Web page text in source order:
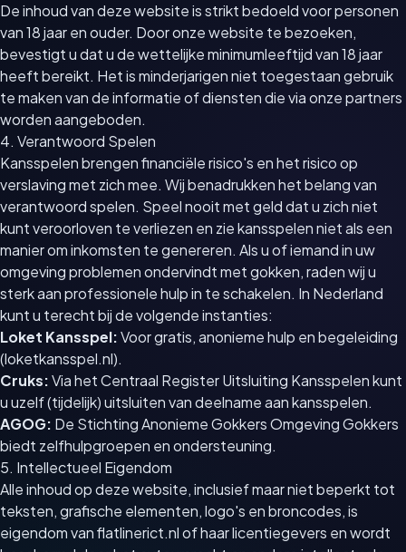
De inhoud van deze website is strikt bedoeld voor personen
van 18 jaar en ouder. Door onze website te bezoeken,
bevestigt u dat u de wettelijke minimumleeftijd van 18 jaar
heeft bereikt. Het is minderjarigen niet toegestaan gebruik
te maken van de informatie of diensten die via onze partners
worden aangeboden.
4. Verantwoord Spelen
Kansspelen brengen financiële risico's en het risico op
verslaving met zich mee. Wij benadrukken het belang van
verantwoord spelen. Speel nooit met geld dat u zich niet
kunt veroorloven te verliezen en zie kansspelen niet als een
manier om inkomsten te genereren. Als u of iemand in uw
omgeving problemen ondervindt met gokken, raden wij u
sterk aan professionele hulp in te schakelen. In Nederland
kunt u terecht bij de volgende instanties:
Loket Kansspel:Voor gratis, anonieme hulp en begeleiding
(loketkansspel.nl).
Cruks:Via het Centraal Register Uitsluiting Kansspelen kunt
u uzelf (tijdelijk) uitsluiten van deelname aan kansspelen.
AGOG: De Stichting Anonieme Gokkers Omgeving Gokkers
biedt zelfhulpgroepen en ondersteuning.
5. Intellectueel Eigendom
Alle inhoud op deze website, inclusief maar niet beperkt tot
teksten, grafische elementen, logo's en broncodes, is
eigendom van flatlinerict.nl of haar licentiegevers en wordt